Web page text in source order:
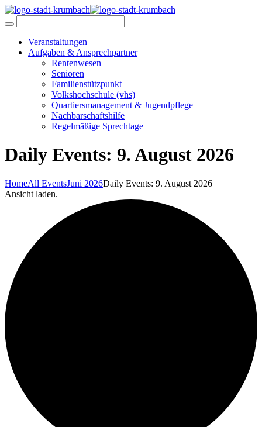
Veranstaltungen
Aufgaben & Ansprechpartner
Rentenwesen
Senioren
Familienstützpunkt
Volkshochschule (vhs)
Quartiersmanagement & Jugendpflege
Nachbarschaftshilfe
Regelmäßige Sprechtage
Daily Events: 9. August 2026
HomeAll EventsJuni 2026Daily Events: 9. August 2026
Ansicht laden.